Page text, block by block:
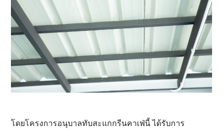
โดยโครงการอนุบาลทับสะแกกรีนคาเฟ่นี้ ได้รับการ